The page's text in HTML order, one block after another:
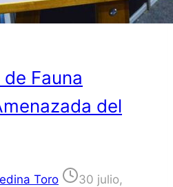
Fauna
del
Toro
30 julio,